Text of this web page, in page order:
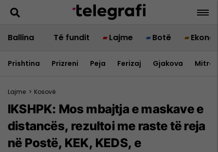
Ballina Të fundit Lajme Botë
Prishtina Prizreni Peja Ferizaj Gjakova
Lajme > Kosovë
IKSHPK: Mos mbajtja e maskave e
distancës, rezultoi me raste të reja
në Postë, KEK, KEDS, e